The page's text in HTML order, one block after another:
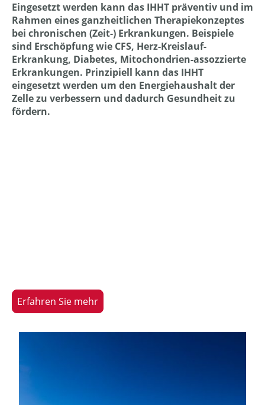
Eingesetzt werden kann das IHHT präventiv und im
Rahmen eines ganzheitlichen Therapiekonzeptes
bei chronischen (Zeit-) Erkrankungen. Beispiele
sind Erschöpfung wie CFS, Herz-Kreislauf-
Erkrankung, Diabetes, Mitochondrien-assozzierte
Erkrankungen. Prinzipiell kann das IHHT
eingesetzt werden um den Energiehaushalt der
Zelle zu verbessern und dadurch Gesundheit zu
fördern.
Erfahren Sie mehr